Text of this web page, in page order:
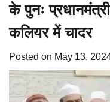
के पुनः
कलियर में चादर
Posted on May 13,